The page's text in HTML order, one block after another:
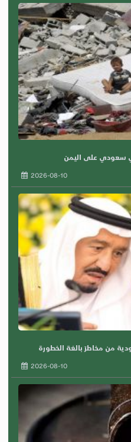
سعودي على اليمن
2026-08-10
من مخاطرَ بالغة الخطورة
2026-08-10